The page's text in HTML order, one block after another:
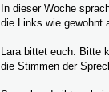
In dieser Woche
die Links wie gewohnt
Lara bittet euch. Bitte
die Stimmen der